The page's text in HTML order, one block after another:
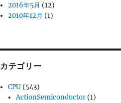
2016年5月 (12)
2010年12月 (1)
カテゴリー
CPU (543)
ActionSemiconductor (1)